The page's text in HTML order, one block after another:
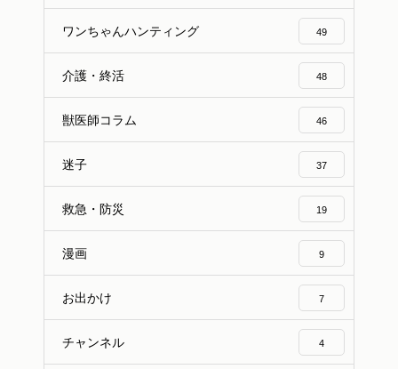
ワンちゃんハンティング 49
介護・終活 48
獣医師コラム 46
迷子 37
救急・防災 19
漫画 9
お出かけ 7
チャンネル 4